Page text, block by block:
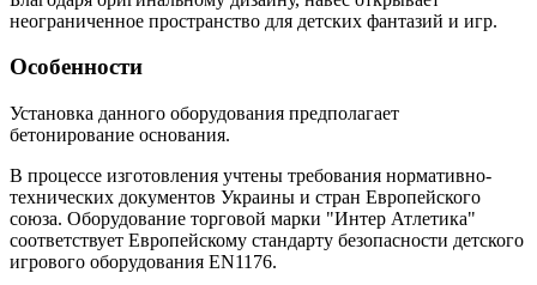
неограниченное пространство для детских фантазий и игр.
Особенности
Установка данного оборудования предполагает
бетонирование основания.
В процессе изготовления учтены требования нормативно-
технических документов Украины и стран Европейского
союза. Оборудование торговой марки "Интер Атлетика"
соответствует Европейскому стандарту безопасности детского
игрового оборудования EN1176.